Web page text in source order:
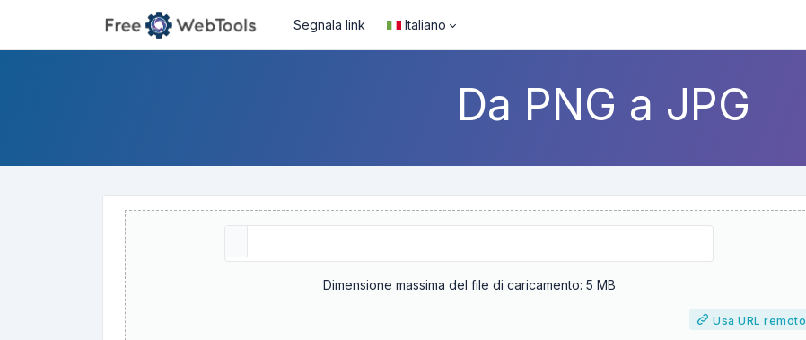
Segnala link Italiano
Da PNG a JPG
Dimensione massima del file di caricamento: 5 MB
Usa URL remoto